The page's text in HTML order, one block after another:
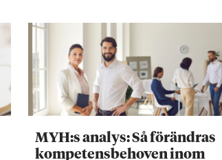
MYH:s analys: Så förändras
kompetensbehoven inom